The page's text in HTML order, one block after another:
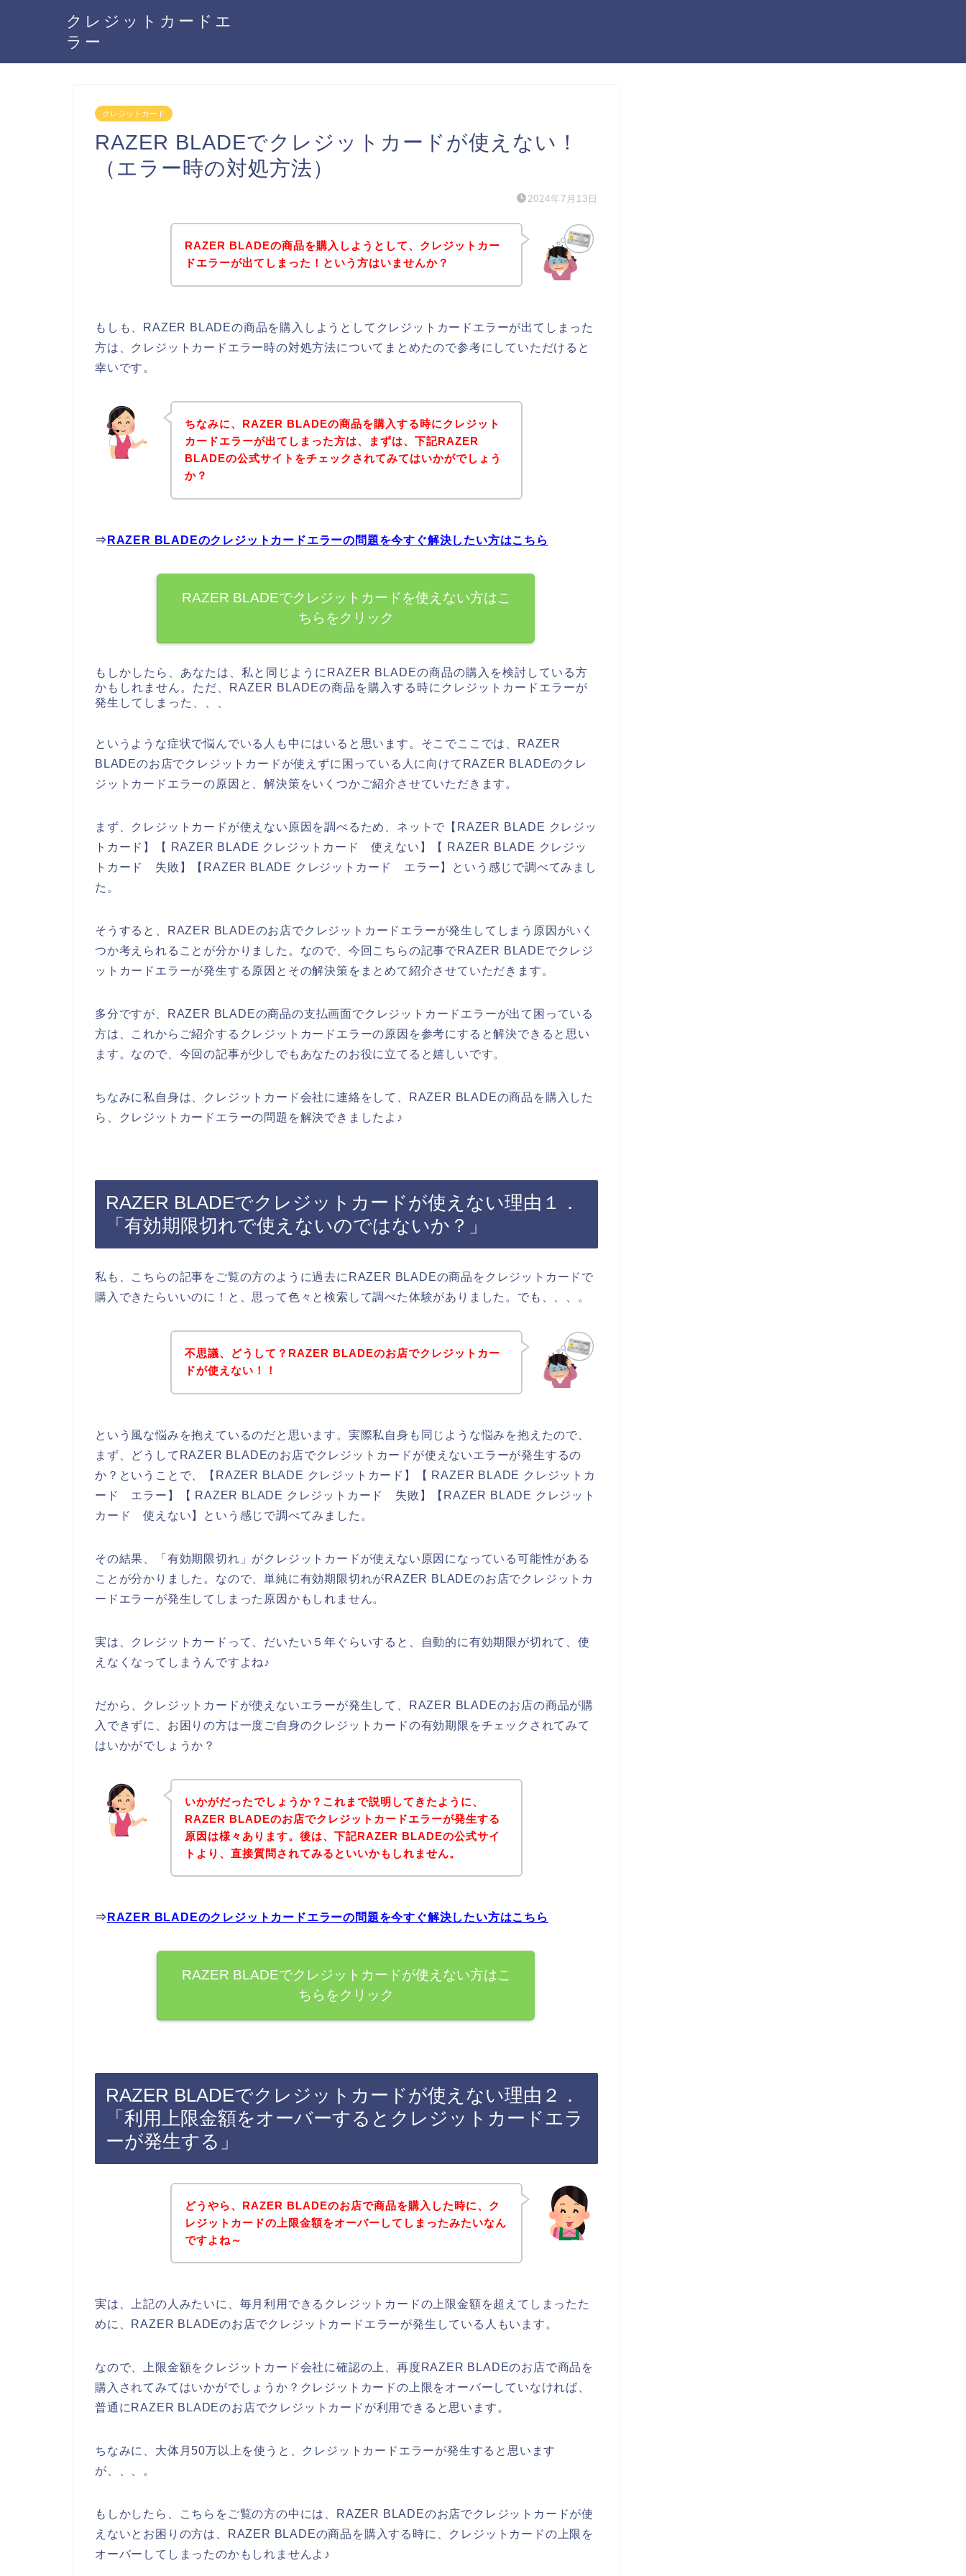
クレジットカードエ
ラー
クレジットカード
RAZER BLADEでクレジットカードが使えない！
（エラー時の対処方法）
2024年7月13日
RAZER BLADEの商品を購入しようとして、クレジットカー
ドエラーが出てしまった！という方はいませんか？
もしも、RAZER BLADEの商品を購入しようとしてクレジットカードエラーが出てしまった
方は、クレジットカードエラー時の対処方法についてまとめたので参考にしていただけると
幸いです。
ちなみに、RAZER BLADEの商品を購入する時にクレジット
カードエラーが出てしまった方は、まずは、下記RAZER
BLADEの公式サイトをチェックされてみてはいかがでしょう
か？
⇒ RAZER BLADEのクレジットカードエラーの問題を今すぐ解決したい方はこちら
RAZER BLADEでクレジットカードを使えない方はこ
ちらをクリック
もしかしたら、あなたは、私と同じようにRAZER BLADEの商品の購入を検討している方
かもしれません。ただ、RAZER BLADEの商品を購入する時にクレジットカードエラーが
発生してしまった、、、
というような症状で悩んでいる人も中にはいると思います。そこでここでは、RAZER
BLADEのお店でクレジットカードが使えずに困っている人に向けてRAZER BLADEのクレ
ジットカードエラーの原因と、解決策をいくつかご紹介させていただきます。
まず、クレジットカードが使えない原因を調べるため、ネットで【RAZER BLADE クレジッ
トカード】【 RAZER BLADE クレジットカード 使えない】【 RAZER BLADE クレジッ
トカード 失敗】【RAZER BLADE クレジットカード エラー】という感じで調べてみまし
た。
そうすると、RAZER BLADEのお店でクレジットカードエラーが発生してしまう原因がいく
つか考えられることが分かりました。なので、今回こちらの記事でRAZER BLADEでクレジ
ットカードエラーが発生する原因とその解決策をまとめて紹介させていただきます。
多分ですが、RAZER BLADEの商品の支払画面でクレジットカードエラーが出て困っている
方は、これからご紹介するクレジットカードエラーの原因を参考にすると解決できると思い
ます。なので、今回の記事が少しでもあなたのお役に立てると嬉しいです。
ちなみに私自身は、クレジットカード会社に連絡をして、RAZER BLADEの商品を購入した
ら、クレジットカードエラーの問題を解決できましたよ♪
RAZER BLADEでクレジットカードが使えない理由１．
「有効期限切れで使えないのではないか？」
私も、こちらの記事をご覧の方のように過去にRAZER BLADEの商品をクレジットカードで
購入できたらいいのに！と、思って色々と検索して調べた体験がありました。でも、、、。
不思議、どうして？RAZER BLADEのお店でクレジットカー
ドが使えない！！
という風な悩みを抱えているのだと思います。実際私自身も同じような悩みを抱えたので、
まず、どうしてRAZER BLADEのお店でクレジットカードが使えないエラーが発生するの
か？ということで、【RAZER BLADE クレジットカード】【 RAZER BLADE クレジットカ
ード エラー】【 RAZER BLADE クレジットカード 失敗】【RAZER BLADE クレジット
カード 使えない】という感じで調べてみました。
その結果、「有効期限切れ」がクレジットカードが使えない原因になっている可能性がある
ことが分かりました。なので、単純に有効期限切れがRAZER BLADEのお店でクレジットカ
ードエラーが発生してしまった原因かもしれません。
実は、クレジットカードって、だいたい５年ぐらいすると、自動的に有効期限が切れて、使
えなくなってしまうんですよね♪
だから、クレジットカードが使えないエラーが発生して、RAZER BLADEのお店の商品が購
入できずに、お困りの方は一度ご自身のクレジットカードの有効期限をチェックされてみて
はいかがでしょうか？
いかがだったでしょうか？これまで説明してきたように、
RAZER BLADEのお店でクレジットカードエラーが発生する
原因は様々あります。後は、下記RAZER BLADEの公式サイ
トより、直接質問されてみるといいかもしれません。
⇒ RAZER BLADEのクレジットカードエラーの問題を今すぐ解決したい方はこちら
RAZER BLADEでクレジットカードが使えない方はこ
ちらをクリック
RAZER BLADEでクレジットカードが使えない理由２．
「利用上限金額をオーバーするとクレジットカードエラ
ーが発生する」
どうやら、RAZER BLADEのお店で商品を購入した時に、ク
レジットカードの上限金額をオーバーしてしまったみたいなん
ですよね～
実は、上記の人みたいに、毎月利用できるクレジットカードの上限金額を超えてしまったた
めに、RAZER BLADEのお店でクレジットカードエラーが発生している人もいます。
なので、上限金額をクレジットカード会社に確認の上、再度RAZER BLADEのお店で商品を
購入されてみてはいかがでしょうか？クレジットカードの上限をオーバーしていなければ、
普通にRAZER BLADEのお店でクレジットカードが利用できると思います。
ちなみに、大体月50万以上を使うと、クレジットカードエラーが発生すると思います
が、、、。
もしかしたら、こちらをご覧の方の中には、RAZER BLADEのお店でクレジットカードが使
えないとお困りの方は、RAZER BLADEの商品を購入する時に、クレジットカードの上限を
オーバーしてしまったのかもしれませんよ♪